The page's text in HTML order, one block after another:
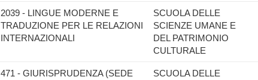
2039 - LINGUE MODERNE E
TRADUZIONE PER LE RELAZIONI
INTERNAZIONALI
SCUOLA DELLE
SCIENZE UMANE E
DEL PATRIMONIO
CULTURALE
471 - GIURISPRUDENZA (SEDE
SCUOLA DELLE